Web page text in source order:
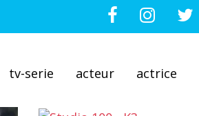
tv-serie acteur actrice